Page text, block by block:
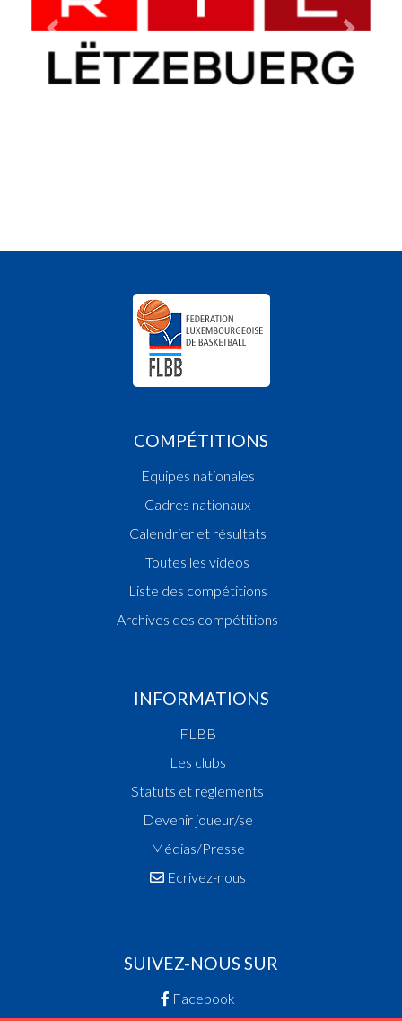
Previous Next
COMPÉTITIONS
Equipes nationales
Cadres nationaux
Calendrier et résultats
Toutes les vidéos
Liste des compétitions
Archives des compétitions
INFORMATIONS
FLBB
Les clubs
Statuts et réglements
Devenir joueur/se
Médias/Presse
Ecrivez-nous
SUIVEZ-NOUS SUR
Facebook